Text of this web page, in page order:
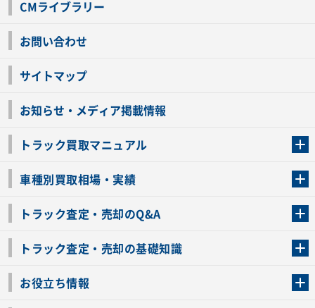
CMライブラリー
お問い合わせ
サイトマップ
お知らせ・メディア掲載情報
トラック買取マニュアル
車種別買取相場・実績
トラック査定・売却のQ&A
トラック査定・売却の基礎知識
お役立ち情報